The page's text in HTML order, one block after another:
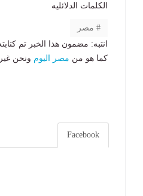
الكلمات الدلائليه
مصر
انتبه: مضمون هذا الخبر تم
كما هو من مصر اليوم ونحن
Facebook